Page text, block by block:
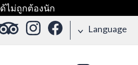
ไม่ถูกต้องนัก
Language